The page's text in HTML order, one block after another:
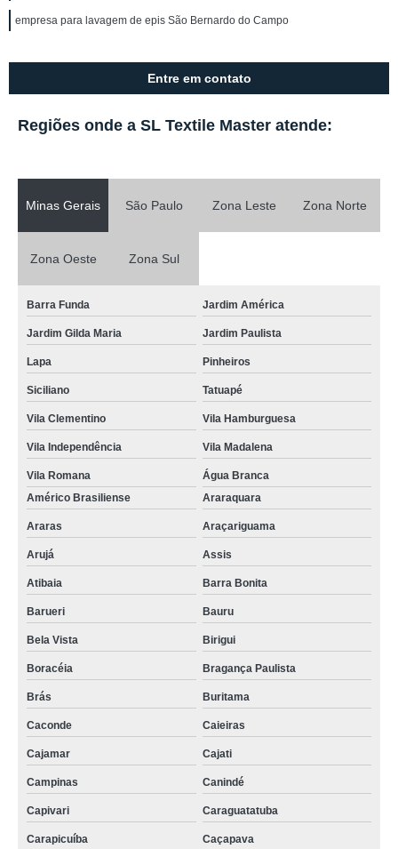
empresa para lavagem de epis São Bernardo do Campo
Entre em contato
Regiões onde a SL Textile Master atende:
Minas Gerais São Paulo Zona Leste Zona Norte
Zona Oeste Zona Sul
Barra Funda Jardim América
Jardim Gilda Maria Jardim Paulista
Lapa Pinheiros
Siciliano Tatuapé
Vila Clementino Vila Hamburguesa
Vila Independência Vila Madalena
Vila Romana
Água Branca
Américo Brasiliense
Araraquara
Araras Araçariguama
Arujá Assis
Atibaia Barra Bonita
Barueri Bauru
Bela Vista Birigui
Boracéia Bragança Paulista
Brás Buritama
Caconde Caieiras
Cajamar Cajati
Campinas Canindé
Capivari Caraguatatuba
Carapicuíba Caçapava